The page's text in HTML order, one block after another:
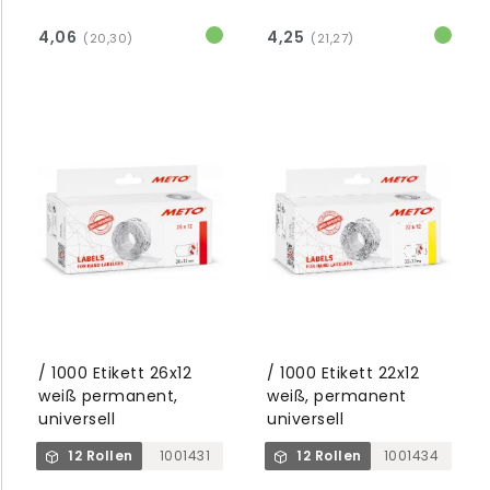
4,06 (20,30) 4,25 (21,27)
/ 1000 Etikett 26x12
weiß permanent,
universell
12 Rollen 1001431
/ 1000 Etikett 22x12
weiß, permanent
universell
12 Rollen 1001434